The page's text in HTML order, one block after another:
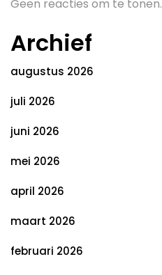
Geen reacties om te tonen.
Archief
augustus 2026
juli 2026
juni 2026
mei 2026
april 2026
maart 2026
februari 2026